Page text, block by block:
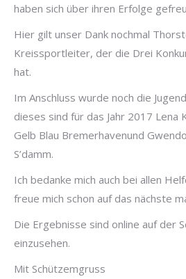
haben sich über ihren Erfolge
Hier gilt unser Dank nochmal
Kreissportleiter, der die Drei
hat.
Im Anschluss wurde noch die
dieses sind für das Jahr 2017 Lena
Gelb Blau Bremerhavenund
S’damm.
Ich bedanke mich auch bei allen
freue mich schon auf das nächste
Die Ergebnisse sind online auf der
einzusehen.
Mit Schützemgruss